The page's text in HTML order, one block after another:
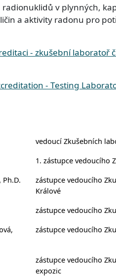
v plynných,
a aktivity radonu pro
- zkušební laboratoř
- Testing
vedoucí Zkušebních
1. zástupce vedoucího
Ph.D.
zástupce vedoucího
Králové
zástupce vedoucího
zástupce vedoucího
zástupce vedoucího
expozic